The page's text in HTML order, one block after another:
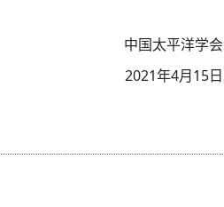
中国太平洋学会
2021年4月15日